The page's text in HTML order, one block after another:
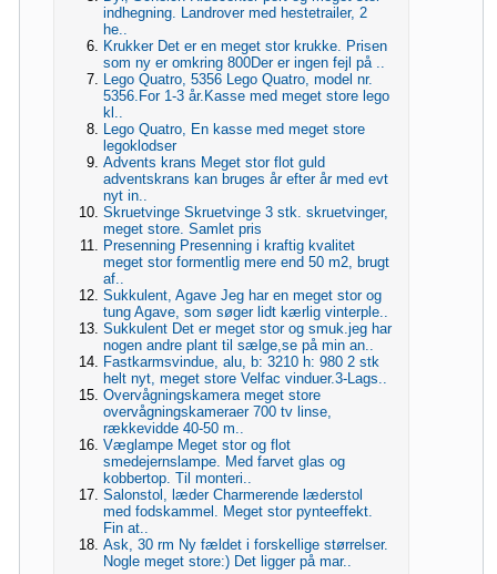
indhegning. Landrover med hestetrailer, 2
he..
Krukker Det er en meget stor krukke. Prisen
som ny er omkring 800Der er ingen fejl på ..
Lego Quatro, 5356 Lego Quatro, model nr.
5356.For 1-3 år.Kasse med meget store lego
kl..
Lego Quatro, En kasse med meget store
legoklodser
Advents krans Meget stor flot guld
adventskrans kan bruges år efter år med evt
nyt in..
Skruetvinge Skruetvinge 3 stk. skruetvinger,
meget store. Samlet pris
Presenning Presenning i kraftig kvalitet
meget stor formentlig mere end 50 m2, brugt
af..
Sukkulent, Agave Jeg har en meget stor og
tung Agave, som søger lidt kærlig vinterple..
Sukkulent Det er meget stor og smuk.jeg har
nogen andre plant til sælge,se på min an..
Fastkarmsvindue, alu, b: 3210 h: 980 2 stk
helt nyt, meget store Velfac vinduer.3-Lags..
Overvågningskamera meget store
overvågningskameraer 700 tv linse,
rækkevidde 40-50 m..
Væglampe Meget stor og flot
smedejernslampe. Med farvet glas og
kobbertop. Til monteri..
Salonstol, læder Charmerende læderstol
med fodskammel. Meget stor pynteeffekt.
Fin at..
Ask, 30 rm Ny fældet i forskellige størrelser.
Nogle meget store:) Det ligger på mar..